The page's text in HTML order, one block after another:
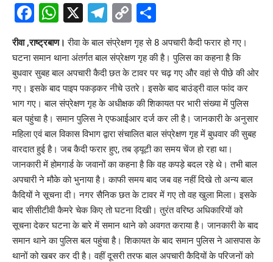
Facebook
WhatsApp
X Telegram
Copy
Link
रीवा ,राष्ट्रबाण। रीवा के बाल संप्रेक्षण गृह से 8 अपचारी कैदी फरार हो गए।
घटना समान थाना अंतर्गत बाल संप्रेक्षण गृह की है। पुलिस का कहना है कि
बुधवार सुबह बाल अपचारी कैदी छत के टावर पर चढ़ गए और वहां से पीछे की ओर
गए। इसके बाद पाइप पकड़कर नीचे उतरे। इसके बाद बाउंड्री वाल फांद कर
भाग गए। बाल संप्रेक्षण गृह के अधीक्षक की शिकायत पर भारी संख्या में पुलिस
बल पहुंचा है। समान पुलिस ने एफआईआर दर्ज कर ली है। जानकारी के अनुसार
महिला एवं बाल विकास विभाग द्वारा संचालित बाल संप्रेक्षण गृह में बुधवार की सुबह
वारदात हुई है। जब कैदी फरार हुए, तब ड्यूटी का समय चेंज हो रहा था।
जानकारी में होमगार्ड के जवानों का कहना है कि वह कपड़े बदल रहे थे। तभी बाल
अपचारी ने मौके को भुनाया है। काफी समय बाद जब वह नहीं दिखे तो अन्य बाल
कैदियों ने सूचना दी। नगर सैनिक छत के टावर में गए तो वह खुला मिला। इसके
बाद सीसीटीवी कैमरे चेक किए तो घटना दिखी। तुरंत वरिष्ठ अधिकारियों को
सूचना देकर घटना के बारे में समान थाने को अवगत कराया है। जानकारी के बाद
समान थाने का पुलिस बल पहुंचा है। शिकायत के बाद समान पुलिस ने आसपास के
थानों को खबर कर दी है। वहीं दूसरी तरफ बाल अपचारी कैदियों के परिजनों को